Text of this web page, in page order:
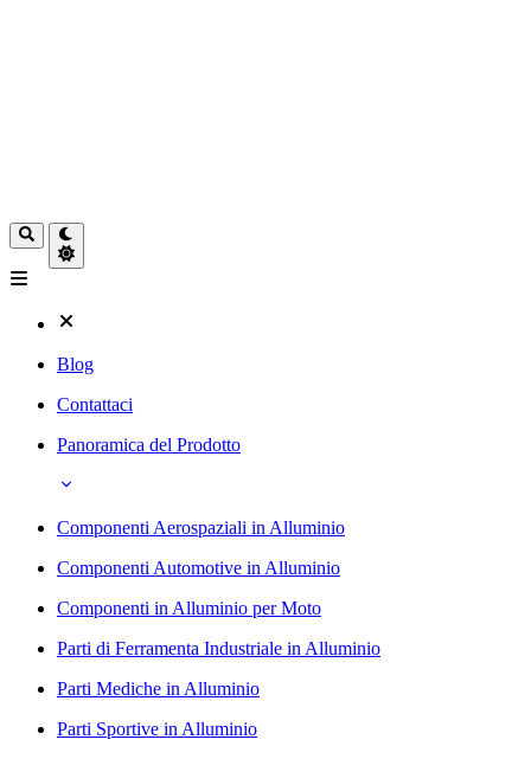
Blog
Contattaci
Panoramica del Prodotto
Componenti Aerospaziali in Alluminio
Componenti Automotive in Alluminio
Componenti in Alluminio per Moto
Parti di Ferramenta Industriale in Alluminio
Parti Mediche in Alluminio
Parti Sportive in Alluminio